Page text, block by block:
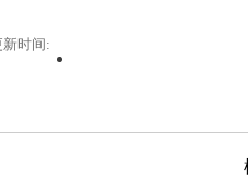
新时间: